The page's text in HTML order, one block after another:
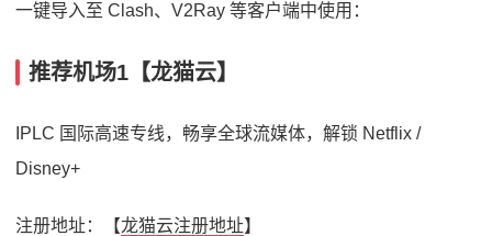
一键导入至 Clash、V2Ray 等客户端中使用：
推荐机场1【龙猫云】
IPLC 国际高速专线，畅享全球流媒体，解锁 Netflix /
Disney+
注册地址：【龙猫云注册地址】